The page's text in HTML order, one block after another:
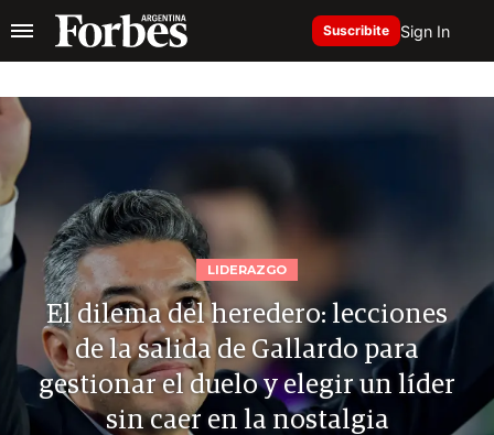
Suscribite Sign In
LIDERAZGO
El dilema del heredero: lecciones
de la salida de Gallardo para
gestionar el duelo y elegir un líder
sin caer en la nostalgia